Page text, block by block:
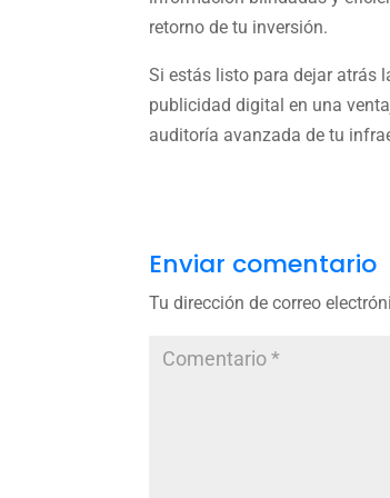
retorno de tu inversión.
Si estás listo para dejar atrás
publicidad digital en una
auditoría avanzada de tu
Enviar comentario
Tu dirección de correo